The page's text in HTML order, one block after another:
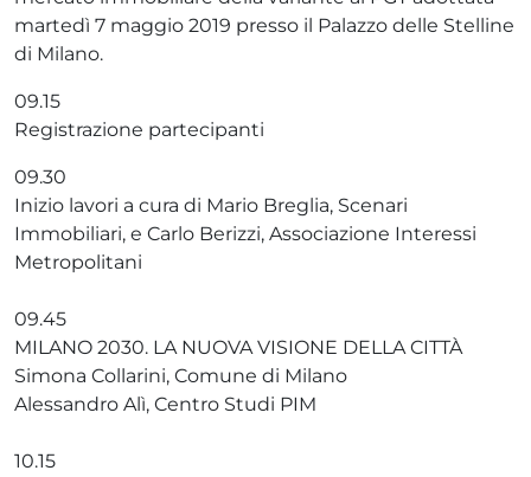
martedì 7 maggio 2019 presso il Palazzo delle Stelline
di Milano.
09.15
Registrazione partecipanti
09.30
Inizio lavori a cura di Mario Breglia, Scenari
Immobiliari, e Carlo Berizzi, Associazione Interessi
Metropolitani
09.45
MILANO 2030. LA NUOVA VISIONE DELLA CITTÀ
Simona Collarini, Comune di Milano
Alessandro Alì, Centro Studi PIM
10.15